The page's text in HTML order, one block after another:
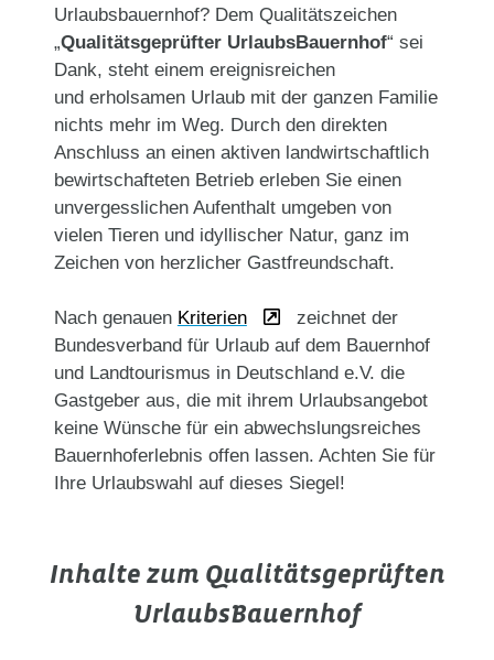
Urlaubsbauernhof? Dem Qualitätszeichen
„Qualitätsgeprüfter UrlaubsBauernhof“ sei
Dank, steht einem ereignisreichen
und erholsamen Urlaub mit der ganzen Familie
nichts mehr im Weg. Durch den direkten
Anschluss an einen aktiven landwirtschaftlich
bewirtschafteten Betrieb erleben Sie einen
unvergesslichen Aufenthalt umgeben von
vielen Tieren und idyllischer Natur, ganz im
Zeichen von herzlicher Gastfreundschaft.
Nach genauen Kriterien
zeichnet der
Bundesverband für Urlaub auf dem Bauernhof
und Landtourismus in Deutschland e.V. die
Gastgeber aus, die mit ihrem Urlaubsangebot
keine Wünsche für ein abwechslungsreiches
Bauernhoferlebnis offen lassen. Achten Sie für
Ihre Urlaubswahl auf dieses Siegel!
Inhalte zum Qualitätsgeprüften
UrlaubsBauernhof